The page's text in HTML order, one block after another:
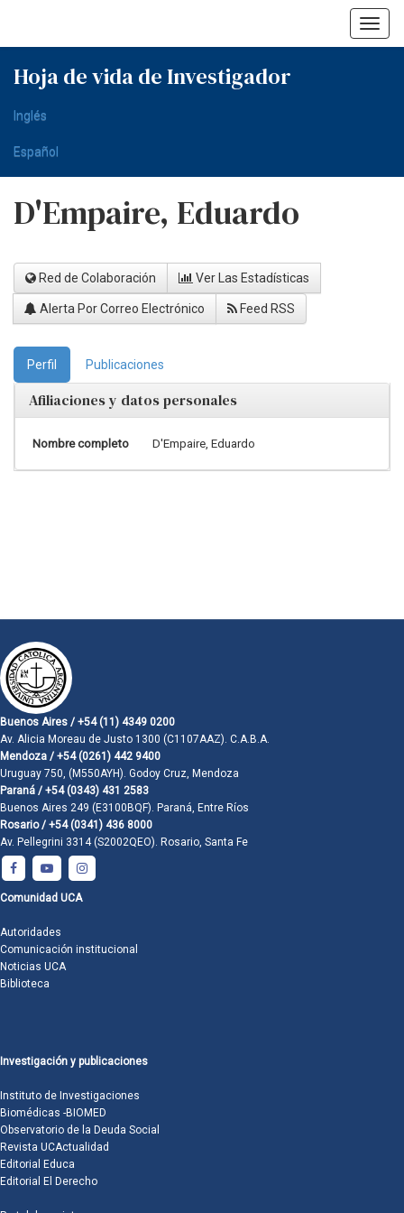
Hoja de vida de Investigador
Inglés
Español
D'Empaire, Eduardo
Red de Colaboración Ver Las Estadísticas
Alerta Por Correo Electrónico Feed RSS
Perfil Publicaciones
Afiliaciones y datos personales
Nombre completo D'Empaire, Eduardo
Buenos Aires / +54 (11) 4349 0200
Av. Alicia Moreau de Justo 1300 (C1107AAZ). C.A.B.A.
Mendoza / +54 (0261) 442 9400
Uruguay 750, (M550AYH). Godoy Cruz, Mendoza
Paraná / +54 (0343) 431 2583
Buenos Aires 249 (E3100BQF). Paraná, Entre Ríos
Rosario / +54 (0341) 436 8000
Av. Pellegrini 3314 (S2002QEO). Rosario, Santa Fe
Comunidad UCA
Autoridades
Comunicación institucional
Noticias UCA
Biblioteca
Investigación y publicaciones
Instituto de Investigaciones
Biomédicas -BIOMED
Observatorio de la Deuda Social
Revista UCActualidad
Editorial Educa
Editorial El Derecho